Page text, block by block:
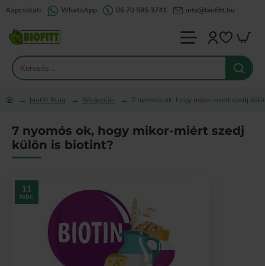
Kapcsolat: WhatsApp 06 70 585 3741 info@biofitt.hu
Keresés
biofitt Blog Bőrápolás 7 nyomós ok, hogy mikor-miért szedj
7 nyomós ok, hogy mikor-miért szedj
külön is biotint?
11
febr.